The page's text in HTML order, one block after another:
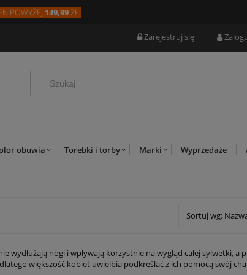
POWYŻEJ 149,99ZŁ.
Zarejestruj się
obuwia Torebki i torby Marki Wyprzedaże
Sortuj wg:
nogi i wpływają korzystnie na wygląd całej sylwetki, a
większość kobiet uwielbia podkreślać z ich pomocą swój